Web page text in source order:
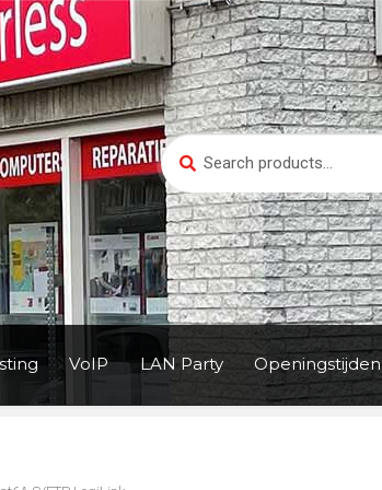
Search
for:
Search
VoIP LAN Party Openingstijden